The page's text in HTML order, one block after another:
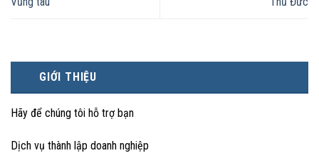
GIỚI THIỆU
Hãy để chúng tôi hỗ trợ bạn
Dịch vụ thành lập doanh nghiệp